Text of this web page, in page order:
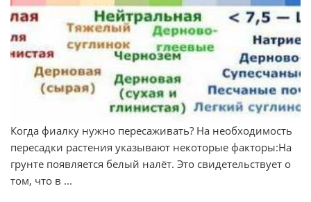
Когда фиалку нужно пересаживать? На необходимость
пересадки растения указывают некоторые факторы:На
грунте появляется белый налёт. Это свидетельствует о
том, что в ...